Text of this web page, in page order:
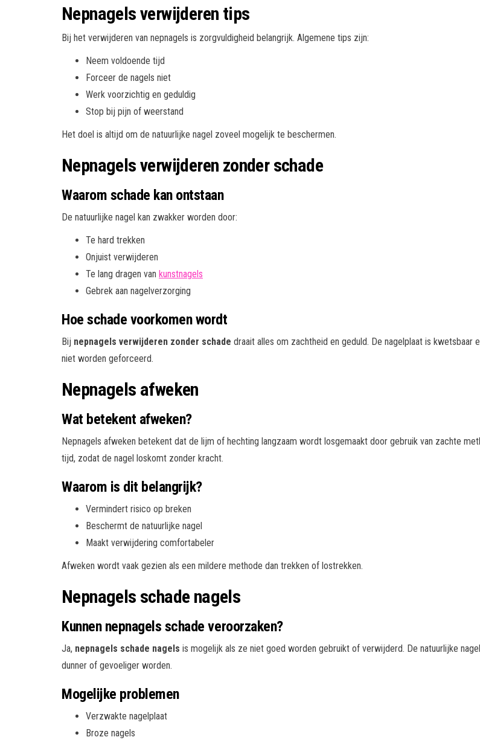
Nepnagels verwijderen tips
Bij het verwijderen van nepnagels is zorgvuldigheid belangrijk. Algemene tips zijn:
Neem voldoende tijd
Forceer de nagels niet
Werk voorzichtig en geduldig
Stop bij pijn of weerstand
Het doel is altijd om de natuurlijke nagel zoveel mogelijk te beschermen.
Nepnagels verwijderen zonder schade
Waarom schade kan ontstaan
De natuurlijke nagel kan zwakker worden door:
Te hard trekken
Onjuist verwijderen
Te lang dragen van kunstnagels
Gebrek aan nagelverzorging
Hoe schade voorkomen wordt
Bij nepnagels verwijderen zonder schade draait alles om zachtheid en geduld. De nagelplaat is kwetsbaar
niet worden geforceerd.
Nepnagels afweken
Wat betekent afweken?
Nepnagels afweken betekent dat de lijm of hechting langzaam wordt losgemaakt door gebruik van zachte
tijd, zodat de nagel loskomt zonder kracht.
Waarom is dit belangrijk?
Vermindert risico op breken
Beschermt de natuurlijke nagel
Maakt verwijdering comfortabeler
Afweken wordt vaak gezien als een mildere methode dan trekken of lostrekken.
Nepnagels schade nagels
Kunnen nepnagels schade veroorzaken?
Ja, nepnagels schade nagels is mogelijk als ze niet goed worden gebruikt of verwijderd. De natuurlijke
dunner of gevoeliger worden.
Mogelijke problemen
Verzwakte nagelplaat
Broze nagels